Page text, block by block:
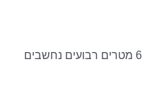
באופן כללי מטבחים הנמוכים מ60 מטרים רבועים נחשבים